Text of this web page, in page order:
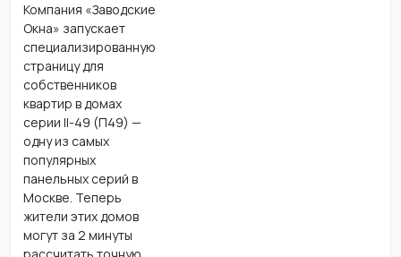
Компания «Заводские
Окна» запускает
специализированную
страницу для
собственников
квартир в домах
серии II-49 (П49) —
одну из самых
популярных
панельных серий в
Москве. Теперь
жители этих домов
могут за 2 минуты